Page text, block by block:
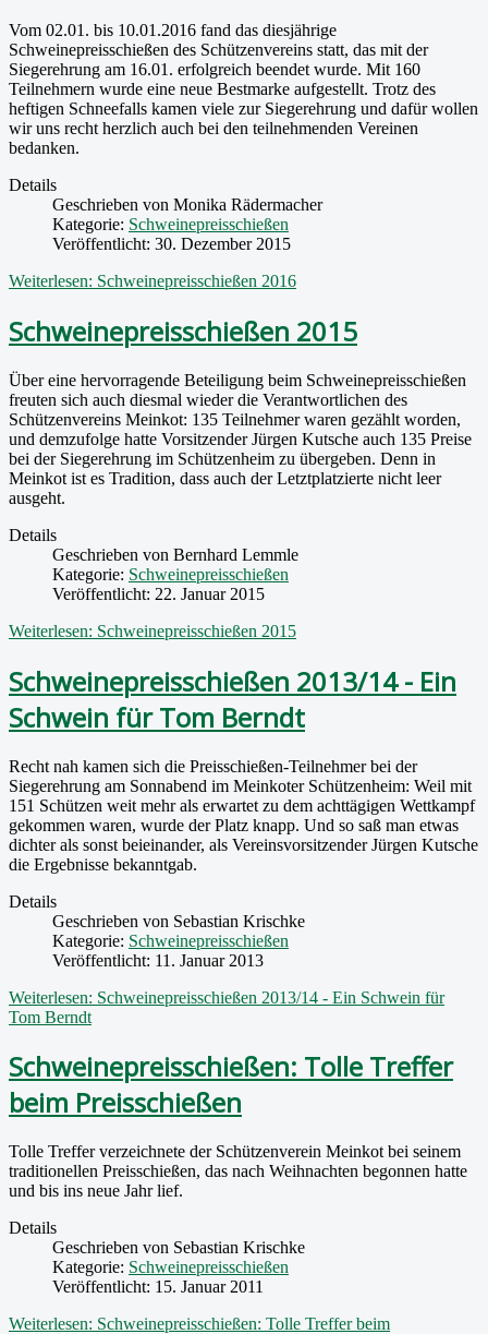
Vom 02.01. bis 10.01.2016 fand das diesjährige
Schweinepreisschießen des Schützenvereins statt, das mit der
Siegerehrung am 16.01. erfolgreich beendet wurde. Mit 160
Teilnehmern wurde eine neue Bestmarke aufgestellt. Trotz des
heftigen Schneefalls kamen viele zur Siegerehrung und dafür wollen
wir uns recht herzlich auch bei den teilnehmenden Vereinen
bedanken.
Details
Geschrieben von Monika Rädermacher
Kategorie: Schweinepreisschießen
Veröffentlicht: 30. Dezember 2015
Weiterlesen: Schweinepreisschießen 2016
Schweinepreisschießen 2015
Über eine hervorragende Beteiligung beim Schweinepreisschießen
freuten sich auch diesmal wieder die Verantwortlichen des
Schützenvereins Meinkot: 135 Teilnehmer waren gezählt worden,
und demzufolge hatte Vorsitzender Jürgen Kutsche auch 135 Preise
bei der Siegerehrung im Schützenheim zu übergeben. Denn in
Meinkot ist es Tradition, dass auch der Letztplatzierte nicht leer
ausgeht.
Details
Geschrieben von Bernhard Lemmle
Kategorie: Schweinepreisschießen
Veröffentlicht: 22. Januar 2015
Weiterlesen: Schweinepreisschießen 2015
Schweinepreisschießen 2013/14 - Ein
Schwein für Tom Berndt
Recht nah kamen sich die Preisschießen-Teilnehmer bei der
Siegerehrung am Sonnabend im Meinkoter Schützenheim: Weil mit
151 Schützen weit mehr als erwartet zu dem achttägigen Wettkampf
gekommen waren, wurde der Platz knapp. Und so saß man etwas
dichter als sonst beieinander, als Vereinsvorsitzender Jürgen Kutsche
die Ergebnisse bekanntgab.
Details
Geschrieben von Sebastian Krischke
Kategorie: Schweinepreisschießen
Veröffentlicht: 11. Januar 2013
Weiterlesen: Schweinepreisschießen 2013/14 - Ein Schwein für
Tom Berndt
Schweinepreisschießen: Tolle Treffer
beim Preisschießen
Tolle Treffer verzeichnete der Schützenverein Meinkot bei seinem
traditionellen Preisschießen, das nach Weihnachten begonnen hatte
und bis ins neue Jahr lief.
Details
Geschrieben von Sebastian Krischke
Kategorie: Schweinepreisschießen
Veröffentlicht: 15. Januar 2011
Weiterlesen: Schweinepreisschießen: Tolle Treffer beim